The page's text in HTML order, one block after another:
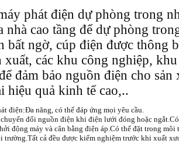
phát điện dự phòng trong
nhà cao tầng để dự phòng
bất ngờ, cúp điện được thông
xuất, các khu công nghiệp,
đảm bảo nguồn điện cho
hiệu quả kinh tế cao,..
điện:Đa năng, có thể đáp ứng mọi yêu cầu.
đổi nguồn điện khi điện lưới đóng hoặc ngắt.
động máy và cân bằng điện áp.Có thể đặt trong môi
trường.Tất cả đều được kiểm nghiệm trước khi xuất